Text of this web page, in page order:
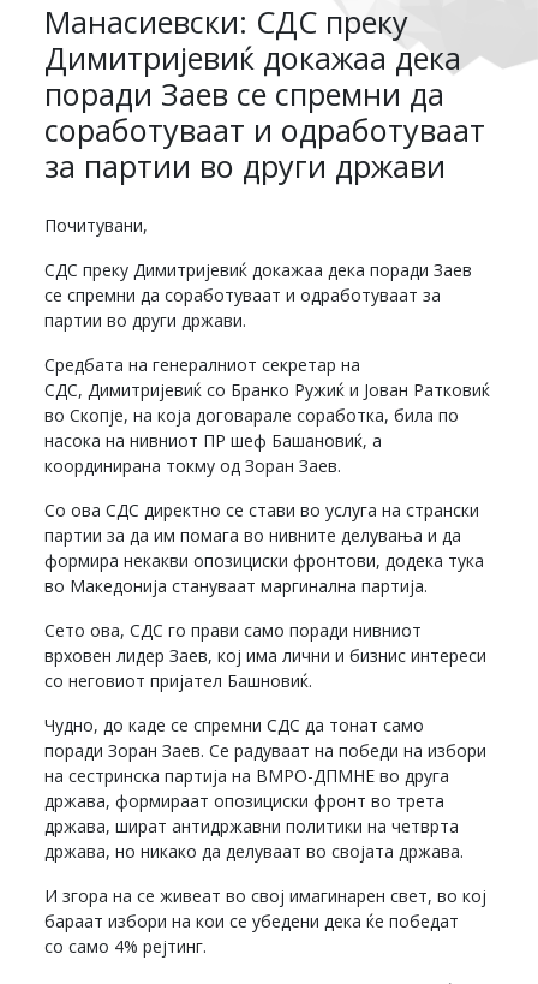
Манасиевски: СДС преку
Димитријевиќ докажаа дека
поради Заев се спремни да
соработуваат и одработуваат
за партии во други држави
Почитувани,
СДС преку Димитријевиќ докажаа дека поради Заев
се спремни да соработуваат и одработуваат за
партии во други држави.
Средбата на генералниот секретар на
СДС, Димитријевиќ со Бранко Ружиќ и Јован Ратковиќ
во Скопје, на која договарале соработка, била по
насока на нивниот ПР шеф Башановиќ, а
координирана токму од Зоран Заев.
Со ова СДС директно се стави во услуга на странски
партии за да им помага во нивните делувања и да
формира некакви опозициски фронтови, додека тука
во Македонија стануваат маргинална партија.
Сето ова, СДС го прави само поради нивниот
врховен лидер Заев, кој има лични и бизнис интереси
со неговиот пријател Башновиќ.
Чудно, до каде се спремни СДС да тонат само
поради Зоран Заев. Се радуваат на победи на избори
на сестринска партија на ВМРО-ДПМНЕ во друга
држава, формираат опозициски фронт во трета
држава, шират антидржавни политики на четврта
држава, но никако да делуваат во својата држава.
И згора на се живеат во свој имагинарен свет, во кој
бараат избори на кои се убедени дека ќе победат
со само 4% рејтинг.